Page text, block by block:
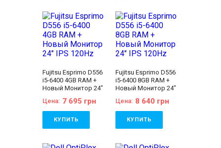
Fujitsu Esprimo D556
i5-6400 4GB RAM +
Новый Монитор 24"
Цена: 7 695 грн
КУПИТЬ
Fujitsu Esprimo D556
i5-6400 8GB RAM +
Новый Монитор 24"
Цена: 8 640 грн
КУПИТЬ